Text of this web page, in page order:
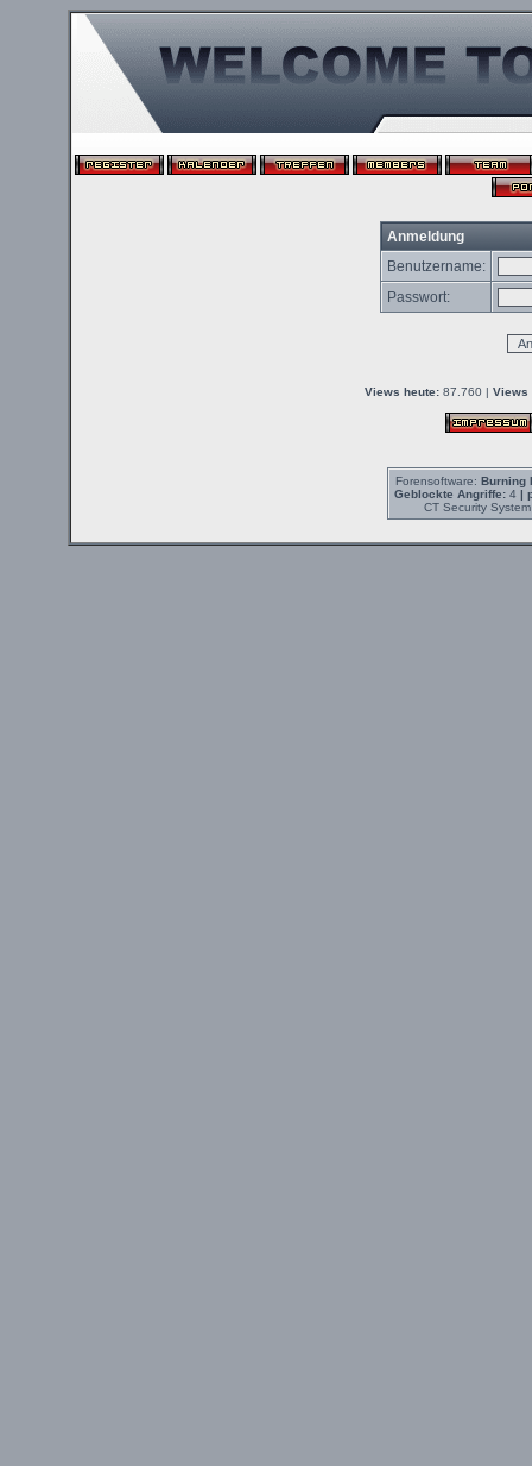
Anmeldung
Benutzername:
Passwort:
Views heute: 87.760 | Views
Forensoftware: Burning
Geblockte Angriffe:4 |
CT Security